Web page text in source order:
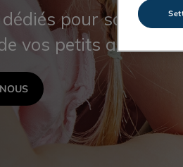
pour soutenir
vos petits animaux